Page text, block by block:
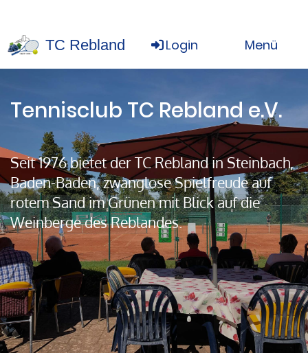
Menü
Login
TC Rebland
Tennisclub TC Rebland e.V.
Seit 1976 bietet der TC Rebland in Steinbach,
Baden-Baden, zwanglose Spielfreude auf
rotem Sand im Grünen mit Blick auf die
Weinberge des Reblandes.